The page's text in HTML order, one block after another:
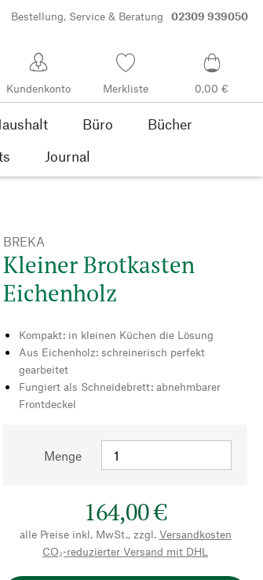
Bestellung, Service & Beratung 02309 939050
Kundenkonto Merkliste 0,00 €
Büro
Bücher
Journal
BREKA
Kleiner Brotkasten
Eichenholz
Kompakt: in kleinen Küchen die Lösung
Aus Eichenholz: schreinerisch perfekt
gearbeitet
Fungiert als Schneidebrett: abnehmbarer
Frontdeckel
Menge
164,00 €
alle Preise inkl. MwSt., zzgl. Versandkosten
CO₂-reduzierter Versand mit DHL